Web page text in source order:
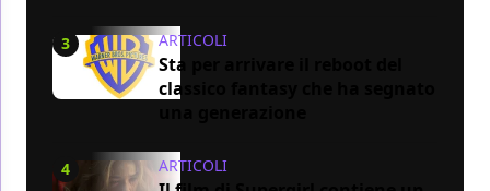
3 ARTICOLI
Sta per arrivare il reboot del
classico fantasy che ha segnato
4 ARTICOLI